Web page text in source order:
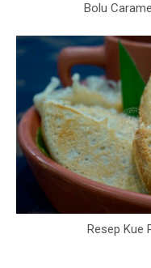
Bolu
Resep Kue